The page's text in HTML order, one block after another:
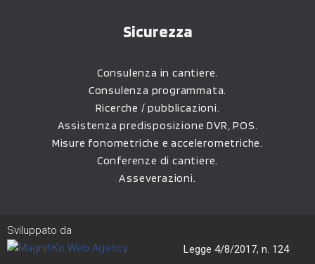
Sicurezza
Consulenza in cantiere.
Consulenza programmata.
Ricerche / pubblicazioni.
Assistenza predisposizione DVR, POS.
Misure fonometriche e accelerometriche.
Conferenze di cantiere.
Asseverazioni.
Sviluppato da
Legge 4/8/2017, n. 124